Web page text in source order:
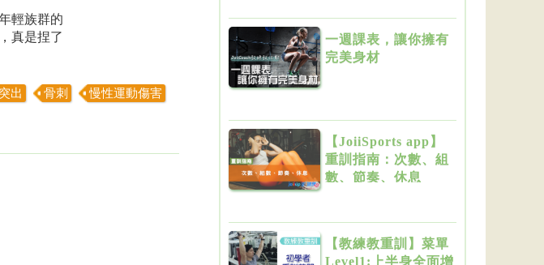
輕族群的
真是捏了
出 骨刺 慢性運動傷害
一週課表，讓你擁有
完美身材
【JoiiSports app】
重訓指南：次數、組
數、節奏、休息
【教練教重訓】菜單
Level1:上半身全面增